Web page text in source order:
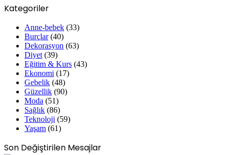
Kategoriler
Anne-bebek (33)
Burçlar(40)
Dekorasyon (63)
Diyet (39)
Eğitim & Kurs (43)
Ekonomi (17)
Gebelik (48)
Güzellik (90)
Moda (51)
Sağlık (86)
Teknoloji (59)
Yaşam (61)
Son Değiştirilen Mesajlar